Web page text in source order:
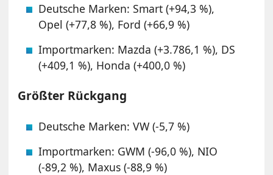
Deutsche Marken: Smart (+94,3 %),
Opel (+77,8 %), Ford (+66,9 %)
Importmarken: Mazda (+3.786,1 %), DS
(+409,1 %), Honda (+400,0 %)
Größter Rückgang
Deutsche Marken: VW (-5,7 %)
Importmarken: GWM (-96,0 %), NIO
(-89,2 %), Maxus (-88,9 %)